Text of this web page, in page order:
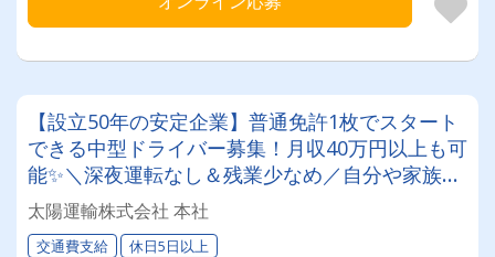
【設立50年の安定企業】普通免許1枚でスタート
できる中型ドライバー募集！月収40万円以上も可
能✨＼深夜運転なし＆残業少なめ／自分や家族と
の時間を大切にしながら働けます♪ ★一人一台の
専用車両
太陽運輸株式会社 本社
交通費支給 休日5日以上